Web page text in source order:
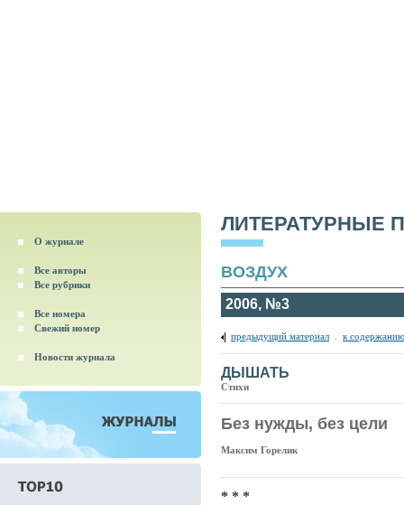
О журнале
Все авторы
Все рубрики
Все номера
Свежий номер
Новости журнала
ЛИТЕРАТУРНЫЕ
ВОЗДУХ
2006, №3
предыдущий материал к
ДЫШАТЬ
Стихи
Без нужды, без цели
Максим Горелик
* * *